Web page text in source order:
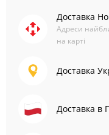
Доставка
Адреси
на карті
Доставка
Доставка в